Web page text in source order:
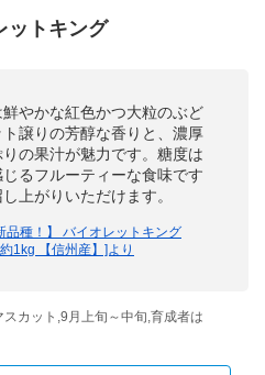
ットキング
やかな紅色かつ大粒のぶど
譲りの芳醇な香りと、濃厚
の果汁が魅力です。糖度は
るフルーティーな食味です
上がりいただけます。
品種！】 バイオレットキング
1kg 【信州産】]より
カット,9月上旬～中旬,育成者は